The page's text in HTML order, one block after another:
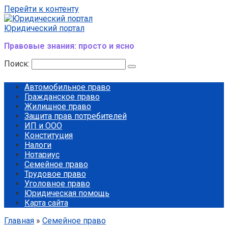
Перейти к контенту
Юридический портал
Правовые знания: просто и ясно
Поиск:
Автомобильное право
Гражданское право
Жилищное право
Защита прав потребителей
ИП и ООО
Конституция
Налоги
Нотариус
Семейное право
Трудовое право
Уголовное право
Юридическая помощь
Карта сайта
Главная » Семейное право